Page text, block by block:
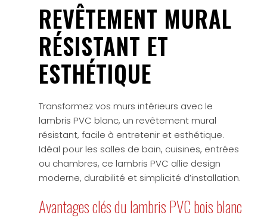
REVÊTEMENT MURAL
RÉSISTANT ET
ESTHÉTIQUE
Transformez vos murs intérieurs avec le
lambris PVC blanc, un revêtement mural
résistant, facile à entretenir et esthétique.
Idéal pour les salles de bain, cuisines, entrées
ou chambres, ce lambris PVC allie design
moderne, durabilité et simplicité d’installation.
Avantages clés du lambris PVC bois blanc